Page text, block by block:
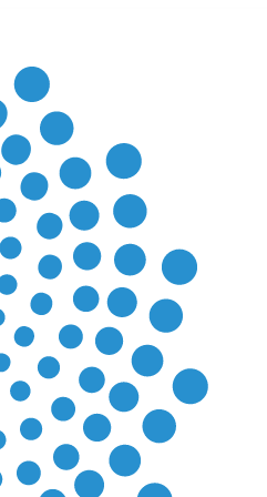
Reading
ga-iets-anders-doen Reading
Reading